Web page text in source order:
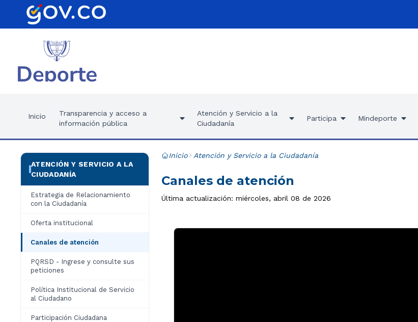
Inicio
Transparencia y acceso a
información pública
Atención y Servicio a la
Ciudadanía
Participa Mindeporte
ATENCIÓN Y SERVICIO A LA
CIUDADANÍA
Estrategia de Relacionamiento
con la Ciudadanía
Oferta institucional
Canales de atención
PQRSD - Ingrese y consulte sus
peticiones
Política Institucional de Servicio
al Ciudadano
Participación Ciudadana
Inicio Atención y Servicio a la Ciudadanía
Canales de atención
Última actualización: miércoles, abril 08 de 2026